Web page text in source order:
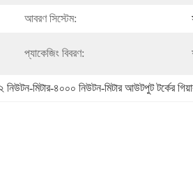
আবরণ সিস্টেম:
প্যাকেজিং বিবরণ:
নিউটন-মিটার-৪০০০ নিউটন-মিটার আউটপুট টর্কের